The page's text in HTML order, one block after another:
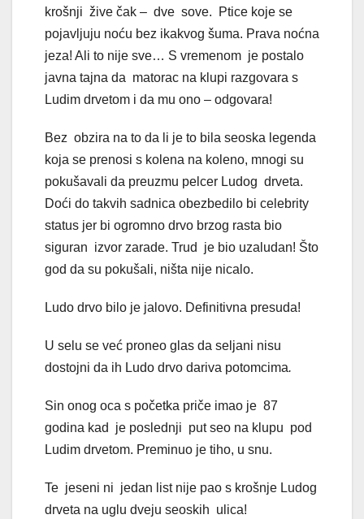
krošnji žive čak – dve sove. Ptice koje se
pojavljuju noću bez ikakvog šuma. Prava noćna
jeza! Ali to nije sve… S vremenom je postalo
javna tajna da matorac na klupi razgovara s
Ludim drvetom i da mu ono – odgovara!
Bez obzira na to da li je to bila seoska legenda
koja se prenosi s kolena na koleno, mnogi su
pokušavali da preuzmu pelcer Ludog drveta.
Doći do takvih sadnica obezbedilo bi celebrity
status jer bi ogromno drvo brzog rasta bio
siguran izvor zarade. Trud je bio uzaludan! Što
god da su pokušali, ništa nije nicalo.
Ludo drvo bilo je jalovo. Definitivna presuda!
U selu se već proneo glas da seljani nisu
dostojni da ih Ludo drvo dariva potomcima.
Sin onog oca s početka priče imao je 87
godina kad je poslednji put seo na klupu pod
Ludim drvetom. Preminuo je tiho, u snu.
Te jeseni ni jedan list nije pao s krošnje Ludog
drveta na uglu dveju seoskih ulica!